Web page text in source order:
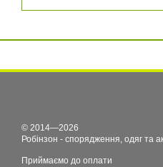
© 2014—2026
Робінзон - спорядження, одяг та
Приймаємо до оплати